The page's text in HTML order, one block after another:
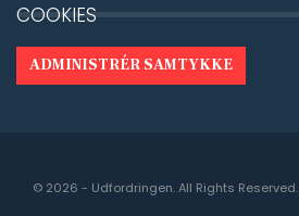
COOKIES
ADMINISTRÉR SAMTYKKE
© 2026 - Udfordringen. All Rights Reserved.